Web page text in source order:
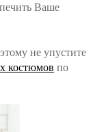
Ваше
не упустите
костюмов по